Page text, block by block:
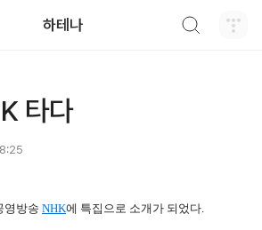
하테나
타다
영방송 NHK에 특집으로 소개가 되었다.